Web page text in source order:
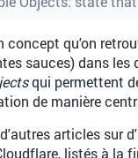
concept qu'on
sauces) dans
qui permettent
de manière
articles sur
listés à la